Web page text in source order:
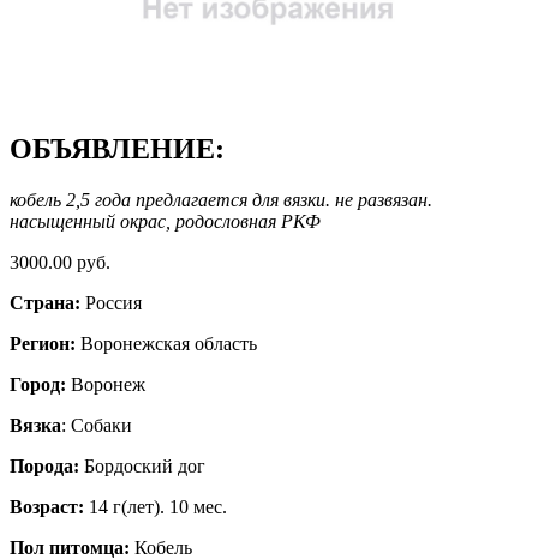
ОБЪЯВЛЕНИЕ:
кобель 2,5 года предлагается для вязки. не развязан.
насыщенный окрас, родословная РКФ
3000.00 руб.
Страна: Россия
Регион: Воронежская область
Город: Воронеж
Вязка: Собаки
Порода: Бордоский дог
Возраст: 14 г(лет). 10 мес.
Пол питомца: Кобель